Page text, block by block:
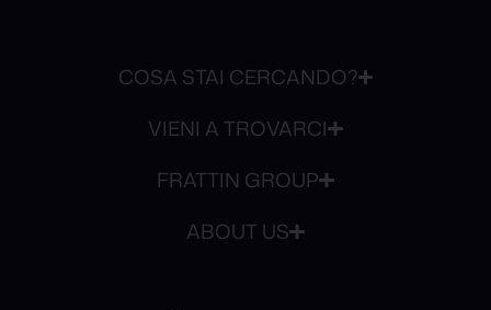
COSA STAI CERCANDO?
VIENI A TROVARCI
FRATTIN GROUP
ABOUT US